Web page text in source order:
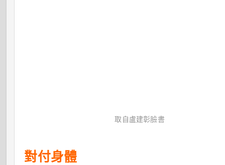
取自盧建彰臉書
對付身體